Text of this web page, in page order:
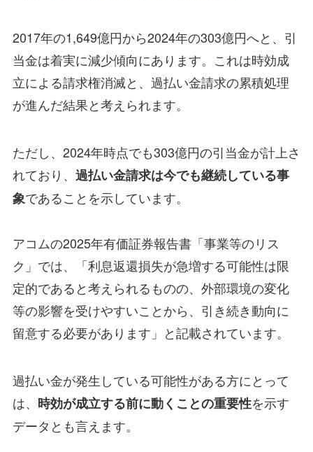
2017年の1,649億円から2024年の303億円へと、引
当金は着実に減少傾向にあります。これは時効成
立による請求権消滅と、過払い金請求の累積処理
が進んだ結果と考えられます。
ただし、2024年時点でも303億円の引当金が計上さ
れており、 過払い金請求は今でも継続している事
象であることを示しています。
アコムの2025年有価証券報告書「事業等のリス
ク」では、「利息返還損失が急増する可能性は限
定的であると考えられるものの、外部環境の変化
等の影響を受けやすいことから、引き続き動向に
留意する必要があります」と記載されています。
過払い金が発生している可能性がある方にとって
は、 時効が成立する前に動くことの重要性を示す
データとも言えます。